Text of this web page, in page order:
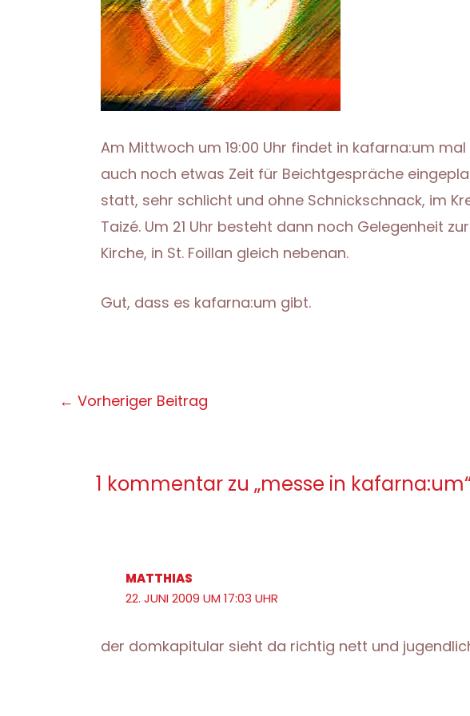
Am Mittwoch um 19:00 Uhr findet in kafarna:um
auch noch etwas Zeit für Beichtgespräche
statt, sehr schlicht und ohne Schnickschnack, im
Taizé. Um 21 Uhr besteht dann noch Gelegenheit
Kirche, in St. Foillan gleich nebenan.
Gut, dass es kafarna:um gibt.
Post
← Vorheriger Beitrag
1 kommentar zu „messe in
MATTHIAS
22. JUNI 2009 UM 17:03 UHR
der domkapitular sieht da richtig nett und